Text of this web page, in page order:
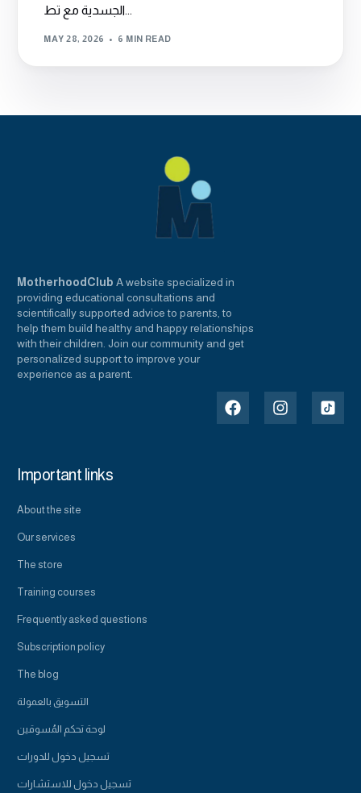
الجسدية مع تط...
MAY 28, 2026 6 MIN READ
MotherhoodClub A website specialized in
providing educational consultations and
scientifically supported advice to parents, to
help them build healthy and happy relationships
with their children. Join our community and get
personalized support to improve your
experience as a parent.
Important links
About the site
Our services
The store
Training courses
Frequently asked questions
Subscription policy
The blog
التسويق بالعمولة
لوحة تحكم المُسوقين
تسجيل دخول للدورات
تسجيل دخول للاستشارات